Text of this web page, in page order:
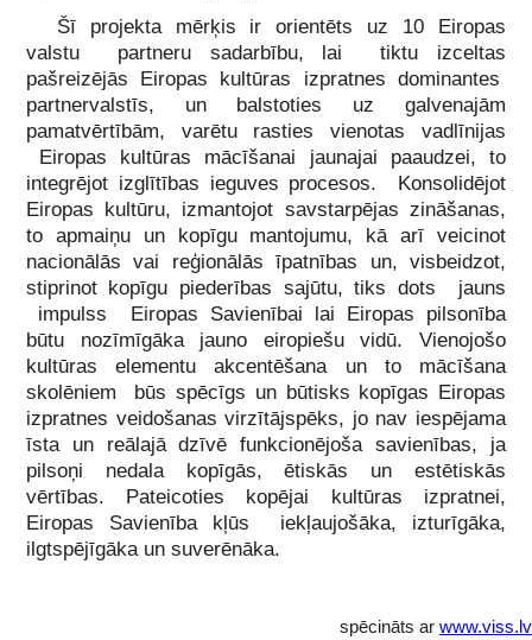
Šī projekta mērķis ir orientēts uz 10 Eiropas
valstu partneru sadarbību, lai tiktu izceltas
pašreizējās Eiropas kultūras izpratnes dominantes
partnervalstīs, un balstoties uz galvenajām
pamatvērtībām, varētu rasties vienotas vadlīnijas
Eiropas kultūras mācīšanai jaunajai paaudzei, to
integrējot izglītības ieguves procesos. Konsolidējot
Eiropas kultūru, izmantojot savstarpējas zināšanas,
to apmaiņu un kopīgu mantojumu, kā arī veicinot
nacionālās vai reģionālās īpatnības un, visbeidzot,
stiprinot kopīgu piederības sajūtu, tiks dots jauns
impulss Eiropas Savienībai lai Eiropas pilsonība
būtu nozīmīgāka jauno eiropiešu vidū. Vienojošo
kultūras elementu akcentēšana un to mācīšana
skolēniem būs spēcīgs un būtisks kopīgas Eiropas
izpratnes veidošanas virzītājspēks, jo nav iespējama
īsta un reālajā dzīvē funkcionējoša savienības, ja
pilsoņi nedala kopīgās, ētiskās un estētiskās
vērtības. Pateicoties kopējai kultūras izpratnei,
Eiropas Savienība kļūs iekļaujošāka, izturīgāka,
ilgtspējīgāka un suverēnāka.
spēcināts ar www.viss.lv